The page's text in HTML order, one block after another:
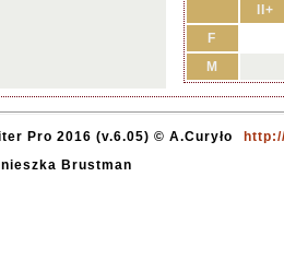
II+
F
M
Pro 2016 (v.6.05) © A.Curyło
Brustman